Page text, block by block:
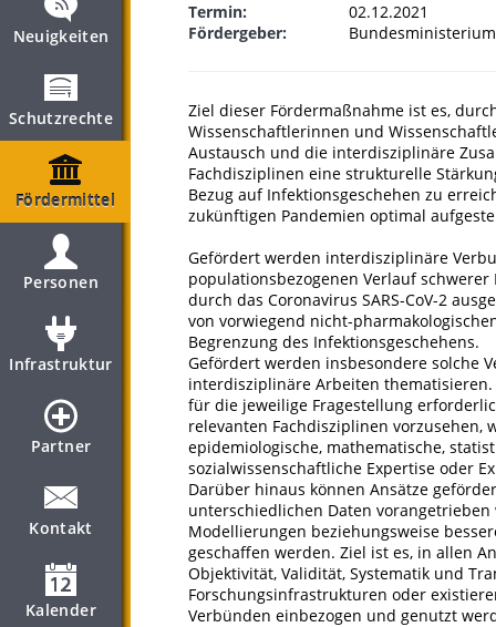
Neuigkeiten
Schutzrechte
Fördermittel
Personen
Infrastruktur
Partner
Kontakt
Kalender
Termin:
02.12.2021
Fördergeber:
Ziel dieser Fördermaßnahme ist es,
Wissenschaftlerinnen und
Austausch und die interdisziplinäre
Fachdisziplinen eine strukturelle
Bezug auf Infektionsgeschehen zu
zukünftigen Pandemien optimal
Gefördert werden interdisziplinäre
populationsbezogenen Verlauf
durch das Coronavirus SARS-CoV-2
von vorwiegend nicht-
Begrenzung des Infektionsgeschehens.
Gefördert werden insbesondere solche
interdisziplinäre Arbeiten
für die jeweilige Fragestellung
relevanten Fachdisziplinen vorzusehen,
epidemiologische, mathematische,
sozialwissenschaftliche Expertise oder
Darüber hinaus können Ansätze
unterschiedlichen Daten
Modellierungen beziehungsweise
geschaffen werden. Ziel ist es, in allen
Objektivität, Validität, Systematik und
Forschungsinfrastrukturen oder
Verbünden einbezogen und genutzt